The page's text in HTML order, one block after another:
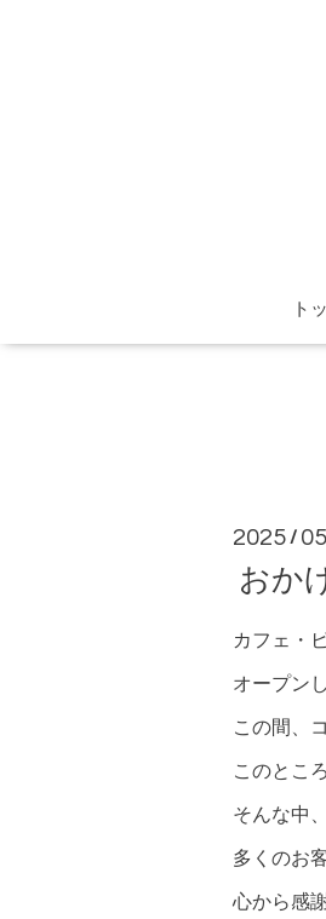
ト
2025 / 05
おか
カフェ・
オープン
この間、
このとこ
そんな中
多くのお
心から感